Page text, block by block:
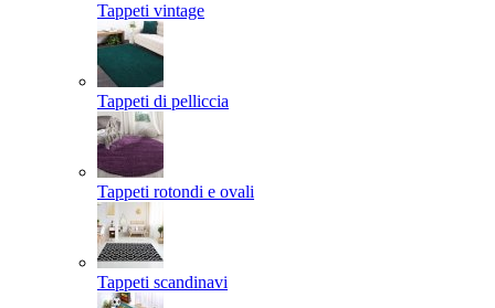
Tappeti vintage
Tappeti di pelliccia
Tappeti rotondi e ovali
Tappeti scandinavi